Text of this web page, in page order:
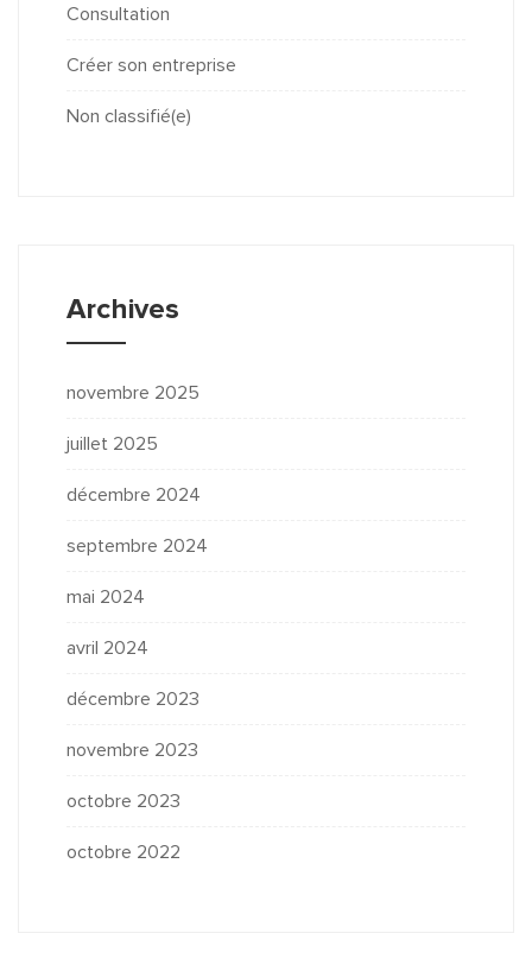
Consultation
Créer son entreprise
Non classifié(e)
Archives
novembre 2025
juillet 2025
décembre 2024
septembre 2024
mai 2024
avril 2024
décembre 2023
novembre 2023
octobre 2023
octobre 2022